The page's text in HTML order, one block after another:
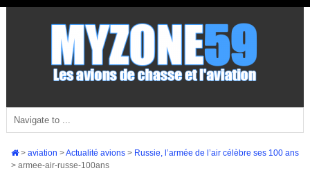
> aviation >Actualité avions> Russie, l’armée de l’air célèbre ses 100 ans
> armee-air-russe-100ans